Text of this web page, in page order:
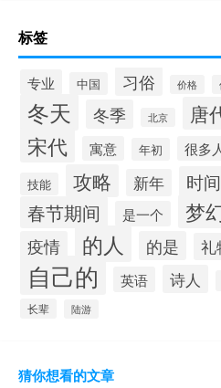
标签
专业 中国 习俗 价格
冬天 冬季 北京 唐
宋代 寓意 年初 很多
技能
攻略 新年 时间
春节期间 是一个 梦
疫情 的人 的是 礼
自己的 英语 诗人
长辈 陆游
猜你想看的文章